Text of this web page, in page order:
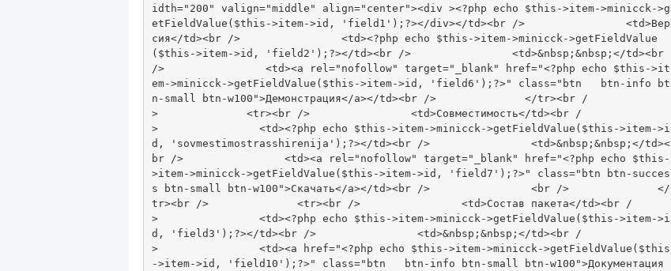
idth="200" valign="middle" align="center"><div ><?php echo $this ->item->minicck ->g
etFieldValue ( $this ->item->id , 'field1' );?></div></td><br /> <td>Вер
сия</td><br /> <td><?php echo $this ->item->minicck ->getFieldValue
( $this ->item->id , 'field2' );?></td><br /> <td>&nbsp;&nbsp; </td><br
/>
<td><a rel="nofollow" target="_blank" href="<?php echo $this ->it
em->minicck ->getFieldValue ( $this ->item->id , 'field6' );?>" class="btn   btn-info bt
n-small btn-w100">Демонстрация</a></td><br /> </tr><br
/
>
<tr><br /> <td>Совместимость</td><br
/
>
<td><?php echo $this ->item->minicck ->getFieldValue ( $this ->item->i
d , 'sovmestimostrasshirenija' );?></td><br /> <td>&nbsp;&nbsp; </td><
br
/> <td><a rel="nofollow" target="_blank" href="<?php echo $this -
>item->minicck ->getFieldValue ( $this ->item->id , 'field7' );?>" class="btn btn-succes
s btn-small btn-w100">Скачать</a></td><br /> <br />
</
tr><br
/> <tr><br /> <td>Состав пакета</td><br
/
>
<td><?php echo $this ->item->minicck ->getFieldValue ( $this ->item->i
d , 'field3' );?></td><br /> <td>&nbsp;&nbsp; </td><br
/
>
<td><a href="<?php echo $this ->item->minicck ->getFieldValue ( $this
->item->id , 'field10' );?>" class="btn   btn-info btn-small btn-w100">Документация